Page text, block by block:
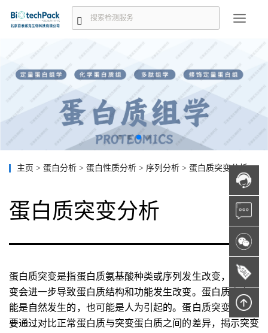
主页 > 蛋白分析 > 蛋白性质分析 > 序列分析 > 蛋白质突变分析
蛋白质突变分析
蛋白质突变是指蛋白质氨基酸种类或序列 发生改变，
这种突
变会进一步导致蛋白质结构和功能发生改变。蛋白质突变可
能是自然发生的，也可能是人为引起的。蛋白质突变分析主
要通过对比正常蛋白质与突变蛋白质之间的差异，揭示突变